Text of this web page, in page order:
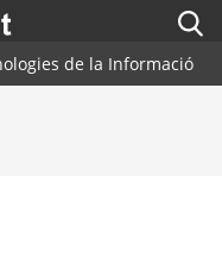
nova finestra.
de la Informació